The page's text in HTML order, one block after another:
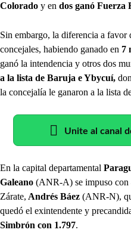
Colorado y en dos ganó Fuerza
Sin embargo, la diferencia a favor
concejales, habiendo ganado en 7
ganó la intendencia y otros dos
a la lista de Baruja e Ybycuí,
la concejalía le ganaron a la lista
Unite al canal
En la capital departamental
Galeano (ANR-A) se impuso con
Zárate, Andrés Báez (ANR-N),
quedó el exintendente y
Simbrón con 1.797.